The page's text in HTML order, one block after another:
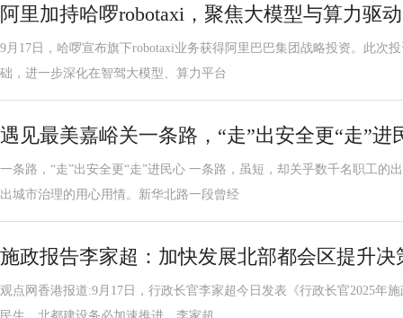
阿里加持哈啰robotaxi，聚焦大模型与算力驱
9月17日，哈啰宣布旗下robotaxi业务获得阿里巴巴集团战略投资。此次
础，进一步深化在智驾大模型、算力平台
遇见最美嘉峪关一条路，“走”出安全更“走”进
一条路，“走”出安全更“走”进民心 一条路，虽短，却关乎数千名职工的
出城市治理的用心用情。新华北路一段曾经
施政报告李家超：加快发展北部都会区提升决
观点网香港报道:9月17日，行政长官李家超今日发表《行政长官2025年